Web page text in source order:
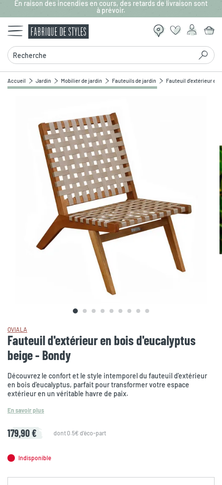
Aller au contenu principal
En raison des incendies en cours, des retards de livraison sont
à prévoir.
Recherche
Accueil Jardin Mobilier de jardin Fauteuils de jardin Fauteuil d'extérieur en
Zoomer sur l'image
OVIALA
Fauteuil d'extérieur en bois d'eucalyptus
beige - Bondy
Découvrez le confort et le style intemporel du fauteuil d'extérieur
en bois d'eucalyptus, parfait pour transformer votre espace
extérieur en un véritable havre de paix.
En savoir plus
179,90 € dont 0.5€ d'éco-part
Indisponible